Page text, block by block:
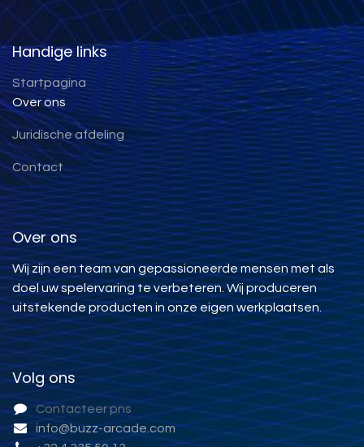
Handige links
Startpagina
Over ons
Juridische afdeling
Contact
Over ons
Wij zijn een team van gepassioneerde mensen met als
doel uw spelervaring te verbeteren. Wij produceren
uitstekende producten in onze eigen werkplaatsen.
Volg ons
Contacteer pns
info@buzz-arcade.com